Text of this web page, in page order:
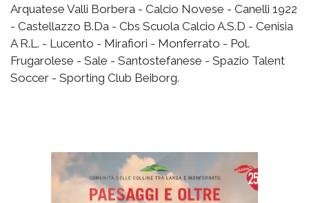
Arquatese Valli Borbera - Calcio Novese - Canelli 1922
- Castellazzo B.Da - Cbs Scuola Calcio A.S.D - Cenisia
A R.L. - Lucento - Mirafiori - Monferrato - Pol.
Frugarolese - Sale - Santostefanese - Spazio Talent
Soccer - Sporting Club Beiborg.